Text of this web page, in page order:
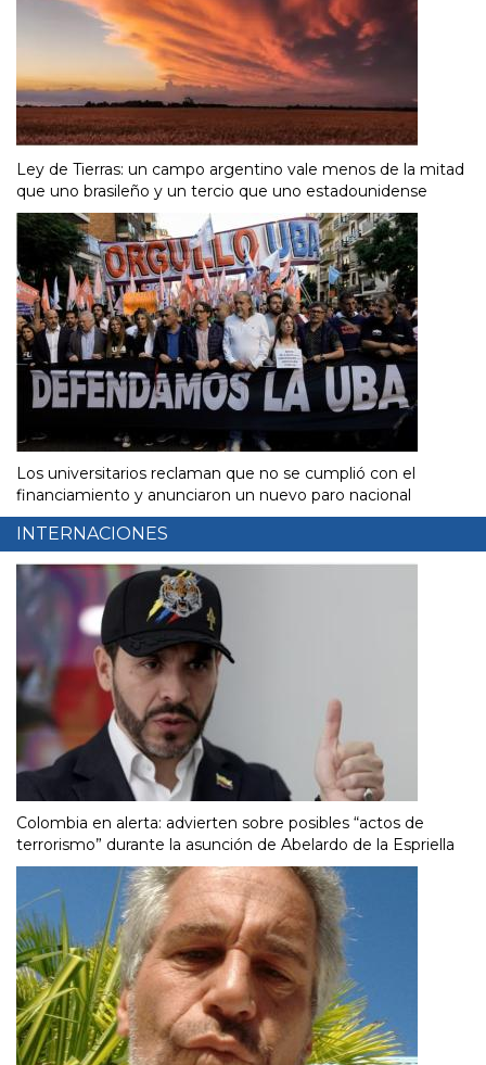
Ley de Tierras: un campo argentino vale menos de la mitad
que uno brasileño y un tercio que uno estadounidense
Los universitarios reclaman que no se cumplió con el
financiamiento y anunciaron un nuevo paro nacional
INTERNACIONES
Colombia en alerta: advierten sobre posibles “actos de
terrorismo” durante la asunción de Abelardo de la Espriella